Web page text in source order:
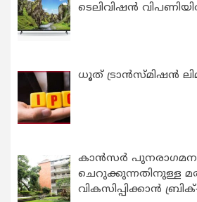
ടെലിവിഷൻ
ധൂത് ട്രാൻസ്മിഷൻ
കാന്‍സര്‍
ചെറുക്കുന്നതിനുള്ള
വികസിപ്പിക്കാന്‍